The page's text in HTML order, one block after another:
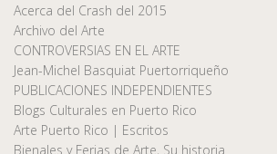
Acerca del Crash del 2015
Archivo del Arte
CONTROVERSIAS EN EL ARTE
Jean-Michel Basquiat Puertorriqueño
PUBLICACIONES INDEPENDIENTES
Blogs Culturales en Puerto Rico
Arte Puerto Rico | Escritos
Bienales y Ferias de Arte, Su historia